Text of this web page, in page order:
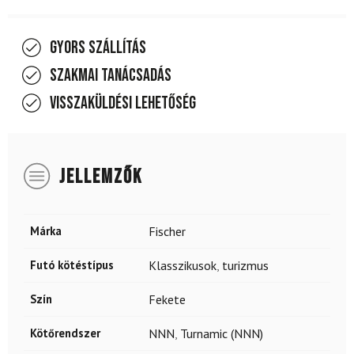
Gyors szállítás
Szakmai tanácsadás
Visszaküldési lehetőség
JELLEMZŐK
Márka Fischer
Futó kötéstípus Klasszikusok, turizmus
Szín Fekete
Kötőrendszer NNN, Turnamic (NNN)